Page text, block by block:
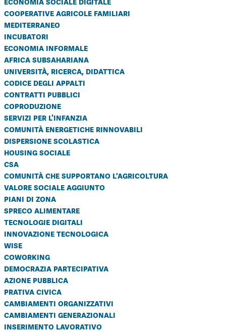
cooperative agricole familiari
mediterraneo
incubatori
economia informale
africa subsahariana
università, ricerca, didattica
codice degli appalti
contratti pubblici
coproduzione
servizi per l'infanzia
comunità energetiche rinnovabili
dispersione scolastica
housing sociale
csa
comunità che supportano l’agricoltura
valore sociale aggiunto
piani di zona
spreco alimentare
tecnologie digitali
innovazione tecnologica
wise
coworking
democrazia partecipativa
azione pubblica
prativa civica
cambiamenti organizzativi
cambiamenti generazionali
inserimento lavorativo